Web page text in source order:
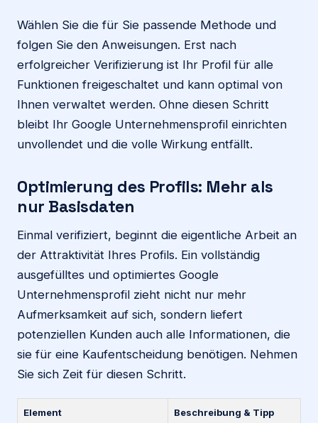
Wählen Sie die für Sie passende Methode und
folgen Sie den Anweisungen. Erst nach
erfolgreicher Verifizierung ist Ihr Profil für alle
Funktionen freigeschaltet und kann optimal von
Ihnen verwaltet werden. Ohne diesen Schritt
bleibt Ihr Google Unternehmensprofil einrichten
unvollendet und die volle Wirkung entfällt.
Optimierung des Profils: Mehr als
nur Basisdaten
Einmal verifiziert, beginnt die eigentliche Arbeit an
der Attraktivität Ihres Profils. Ein vollständig
ausgefülltes und optimiertes Google
Unternehmensprofil zieht nicht nur mehr
Aufmerksamkeit auf sich, sondern liefert
potenziellen Kunden auch alle Informationen, die
sie für eine Kaufentscheidung benötigen. Nehmen
Sie sich Zeit für diesen Schritt.
Element Beschreibung & Tipp